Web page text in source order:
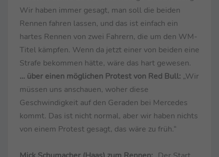
Wir haben immer gesagt, man soll die beiden
Rennen fahren lassen, und das ist einfach ein
hartes Rennen von zwei Fahrern, die um den WM-
Titel kämpfen. Wenn da jetzt einer von beiden eine
Strafe bekommen hätte, wäre das hart gewesen.
… über einen möglichen Protest von Red Bull: „Wir
müssen uns anschauen, woher diese
Geschwindigkeit auf den Geraden bei Mercedes
kommt. Das ist nicht normal, aber wir haben nichts
von einem Protest gesagt, das wäre zu früh.“